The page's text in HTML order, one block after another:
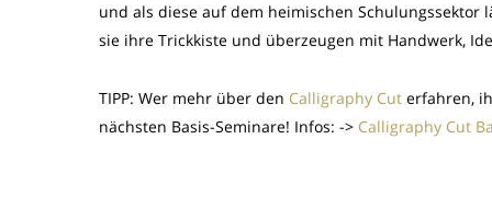
und als diese auf dem heimischen Schulungssektor
sie ihre Trickkiste und überzeugen mit Handwerk,
TIPP: Wer mehr über den Calligraphy Cut erfahren,
nächsten Basis-Seminare! Infos: -> Calligraphy Cut